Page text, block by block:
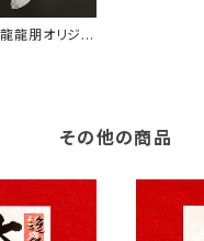
龍龍朋オリジナ
その他の商品